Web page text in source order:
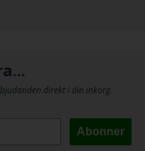
direkt i din inkorg.
Abonner